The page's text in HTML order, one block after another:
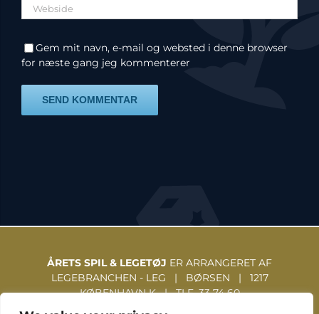
Gem mit navn, e-mail og websted i denne browser
for næste gang jeg kommenterer
ÅRETS SPIL & LEGETØJ ER ARRANGERET AF
LEGEBRANCHEN - LEG | BØRSEN | 1217
KØBENHAVN K | TLF. 33 74 60
31 | WWW.LEGEBRANCHEN.DK